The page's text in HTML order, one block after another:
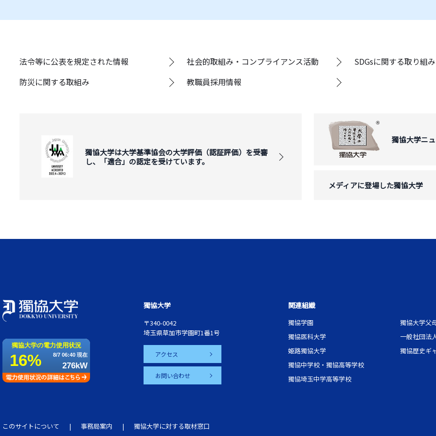
法令等に公表を規定された情報 社会的取組み・コンプライアンス活動
SDGsに関する取り組み
防災に関する取組み
教職員採用情報
獨協大学は大学基準協会の大学評価（認証評価）を受審
し、「適合」の認定を受けています。
獨協大学ニ
メディアに登場した獨協大学
獨協大学
〒340-0042
埼玉県草加市学園町1番1号
アクセス
お問い合わせ
関連組織
獨協学園
獨協医科大学
姫路獨協大学
獨協中学校・獨協高等学校
獨協埼玉中学高等学校
獨協大学父
一般社団法
獨協歴史ギ
このサイトについて 事務局案内 獨協大学に対する取材窓口